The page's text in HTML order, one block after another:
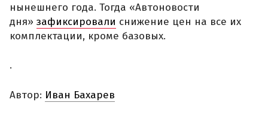
нынешнего года. Тогда «Автоновости
дня» зафиксировали снижение цен на все их
комплектации, кроме базовых.
.
Автор: Иван Бахарев